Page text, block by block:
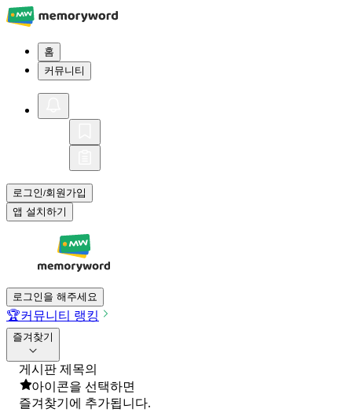
홈
커뮤니티
로그인/회원가입
앱 설치하기
로그인을 해주세요
🏆커뮤니티 랭킹
즐겨찾기
게시판 제목의
아이콘을 선택하면
즐겨찾기에 추가됩니다.